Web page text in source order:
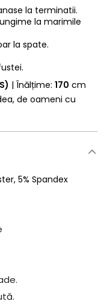
la terminatii.
la marimile
la spate.
| Înălțime: 170 cm
de oameni cu
, 5% Spandex